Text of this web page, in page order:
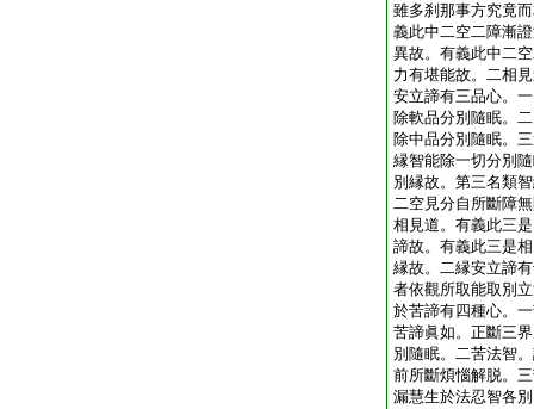
雖多刹那事方究竟
義此中二空二障漸
異故。有義此中二
力有堪能故。二相
安立諦有三品心。
除軟品分別隨眠。
除中品分別隨眠。
縁智能除一切分別
別縁故。第三名類
二空見分自所斷障
相見道。有義此三
諦故。有義此三是
縁故。二縁安立諦
者依觀所取能取別
於苦諦有四種心。
苦諦眞如。正斷三
別隨眠。二苦法智
前所斷煩惱解脱。
漏慧生於法忍智各